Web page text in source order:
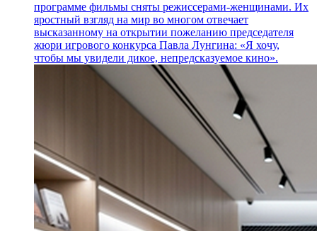
программе фильмы сняты режиссерами-женщинами. Их
яростный взгляд на мир во многом отвечает
высказанному на открытии пожеланию председателя
жюри игрового конкурса Павла Лунгина: «Я хочу,
чтобы мы увидели дикое, непредсказуемое кино».